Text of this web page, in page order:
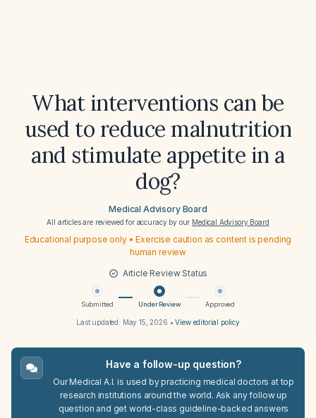
What interventions can be
used to reduce malnutrition
and stimulate appetite in a
dog?
Medical Advisory Board
All articles are reviewed for accuracy by our Medical Advisory Board
Educational purpose only • Exercise caution as content is pending
human review
Article Review Status
Submitted Under Review Approved
Last updated: May 15, 2026 •View editorial policy
Have a follow-up question?
Our Medical A.I. is used by practicing medical doctors at top
research institutions around the world. Ask any follow up
question and get world-class guideline-backed answers